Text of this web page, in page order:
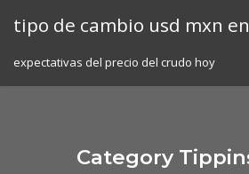
tipo de cambio usd mxn
expectativas del precio del crudo hoy
Category